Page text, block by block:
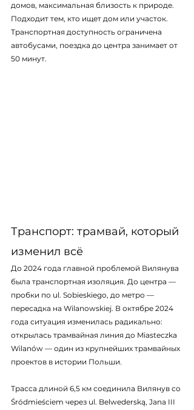
домов, максимальная близость к природе.
Подходит тем, кто ищет дом или участок.
Транспортная доступность ограничена
автобусами, поездка до центра занимает от
50 минут.
Транспорт: трамвай, который
изменил всё
До 2024 года главной проблемой Вилянува
была транспортная изоляция. До центра —
пробки по ul. Sobieskiego, до метро —
пересадка на Wilanowskiej. В октябре 2024
года ситуация изменилась радикально:
открылась трамвайная линия до Miasteczka
Wilanów — один из крупнейших трамвайных
проектов в истории Польши.
Трасса длиной 6,5 км соединила Вилянув со
Śródmieściem через ul. Belwederską, Jana III